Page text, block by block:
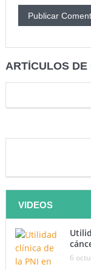
ARTÍCULOS
VIDEOS
6